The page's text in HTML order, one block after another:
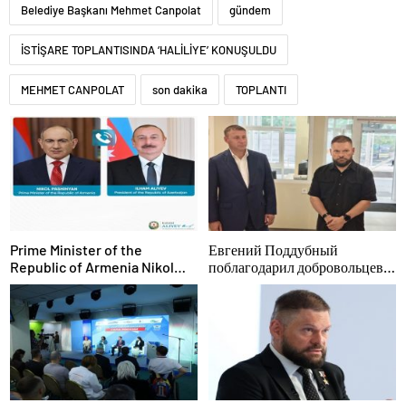
Belediye Başkanı Mehmet Canpolat gündem
İSTİŞARE TOPLANTISINDA ‘HALİLİYE’ KONUŞULDU
MEHMET CANPOLAT son dakika TOPLANTI
Prime Minister of the
Republic of Armenia Nikol
Pashinyan called President of
the Republic of Azerbaijan
Ilham Aliyev
Евгений Поддубный
поблагодарил добровольцев
Белгородской области за
мужество в спасении
пострадавших от обстрелов